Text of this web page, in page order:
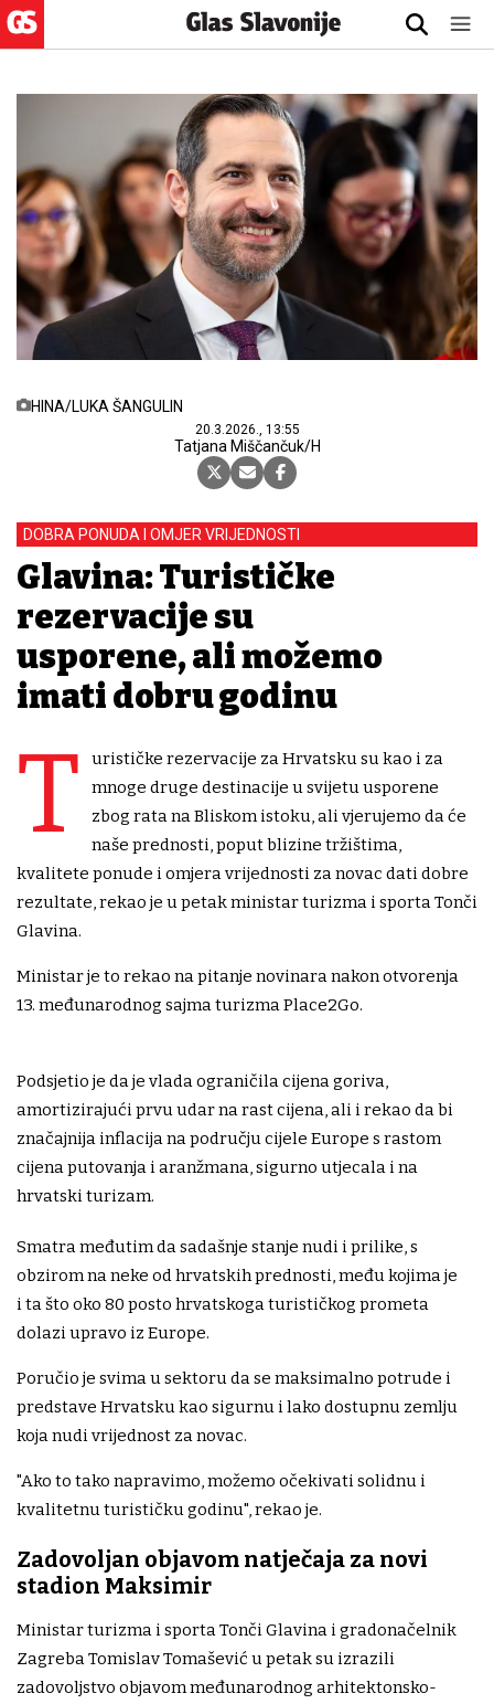
HINA/LUKA ŠANGULIN
20.3.2026., 13:55
Tatjana Miščančuk/H
DOBRA PONUDA I OMJER VRIJEDNOSTI
Glavina: Turističke
rezervacije su
usporene, ali možemo
imati dobru godinu
T
urističke rezervacije za Hrvatsku su kao i za
mnoge druge destinacije u svijetu usporene
zbog rata na Bliskom istoku, ali vjerujemo da će
naše prednosti, poput blizine tržištima,
kvalitete ponude i omjera vrijednosti za novac dati dobre
rezultate, rekao je u petak ministar turizma i sporta Tonči
Glavina.
Ministar je to rekao na pitanje novinara nakon otvorenja
13. međunarodnog sajma turizma Place2Go.
Podsjetio je da je vlada ograničila cijena goriva,
amortizirajući prvu udar na rast cijena, ali i rekao da bi
značajnija inflacija na području cijele Europe s rastom
cijena putovanja i aranžmana, sigurno utjecala i na
hrvatski turizam.
Smatra međutim da sadašnje stanje nudi i prilike, s
obzirom na neke od hrvatskih prednosti, među kojima je
i ta što oko 80 posto hrvatskoga turističkog prometa
dolazi upravo iz Europe.
Poručio je svima u sektoru da se maksimalno potrude i
predstave Hrvatsku kao sigurnu i lako dostupnu zemlju
koja nudi vrijednost za novac.
"Ako to tako napravimo, možemo očekivati solidnu i
kvalitetnu turističku godinu", rekao je.
Zadovoljan objavom natječaja za novi
stadion Maksimir
Ministar turizma i sporta Tonči Glavina i gradonačelnik
Zagreba Tomislav Tomašević u petak su izrazili
zadovoljstvo objavom međunarodnog arhitektonsko-